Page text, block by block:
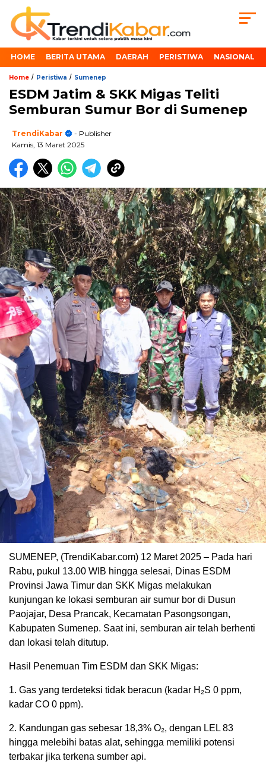
HOME BERITA UTAMA DAERAH PERISTIWA NASIONAL
Home / Peristiwa / Sumenep
ESDM Jatim & SKK Migas Teliti
Semburan Sumur Bor di Sumenep
TrendiKabar
- Publisher
Kamis, 13 Maret 2025
SUMENEP, (TrendiKabar.com) 12 Maret 2025 – Pada hari
Rabu, pukul 13.00 WIB hingga selesai, Dinas ESDM
Provinsi Jawa Timur dan SKK Migas melakukan
kunjungan ke lokasi semburan air sumur bor di Dusun
Paojajar, Desa Prancak, Kecamatan Pasongsongan,
Kabupaten Sumenep. Saat ini, semburan air telah berhenti
dan lokasi telah ditutup.
Hasil Penemuan Tim ESDM dan SKK Migas:
1. Gas yang terdeteksi tidak beracun (kadar H₂S 0 ppm,
kadar CO 0 ppm).
2. Kandungan gas sebesar 18,3% O₂, dengan LEL 83
hingga melebihi batas alat, sehingga memiliki potensi
terbakar jika terkena sumber api.